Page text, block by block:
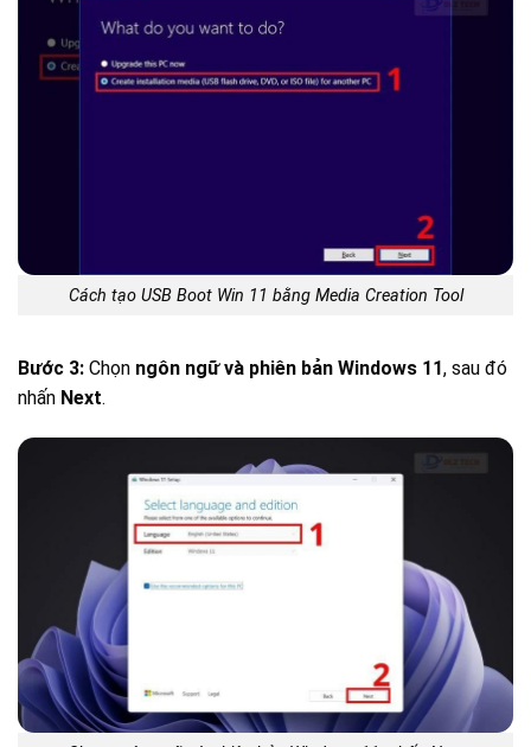
Cách tạo USB Boot Win 11 bằng Media Creation Tool
Bước 3: Chọn ngôn ngữ và phiên bản Windows 11, sau đó
nhấn Next.